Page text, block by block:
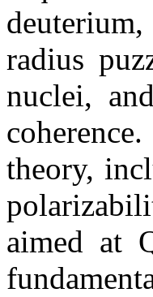
radius
nuclei,
theory,
aimed at